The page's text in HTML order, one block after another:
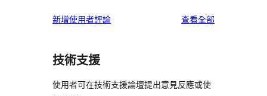
者
用
論
使
評
論
星
用
者
評
1
使
者
新增使用者評論 查看全部使
技術支援
使用者可在技術支援論壇提出意見反應或使